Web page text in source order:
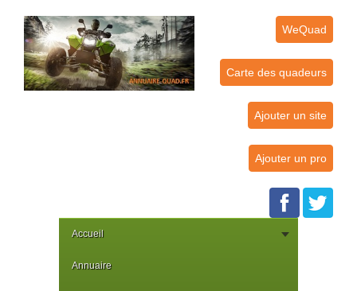
WeQuad
Carte des quadeurs
Ajouter un site
Ajouter un pro
Accueil
Annuaire